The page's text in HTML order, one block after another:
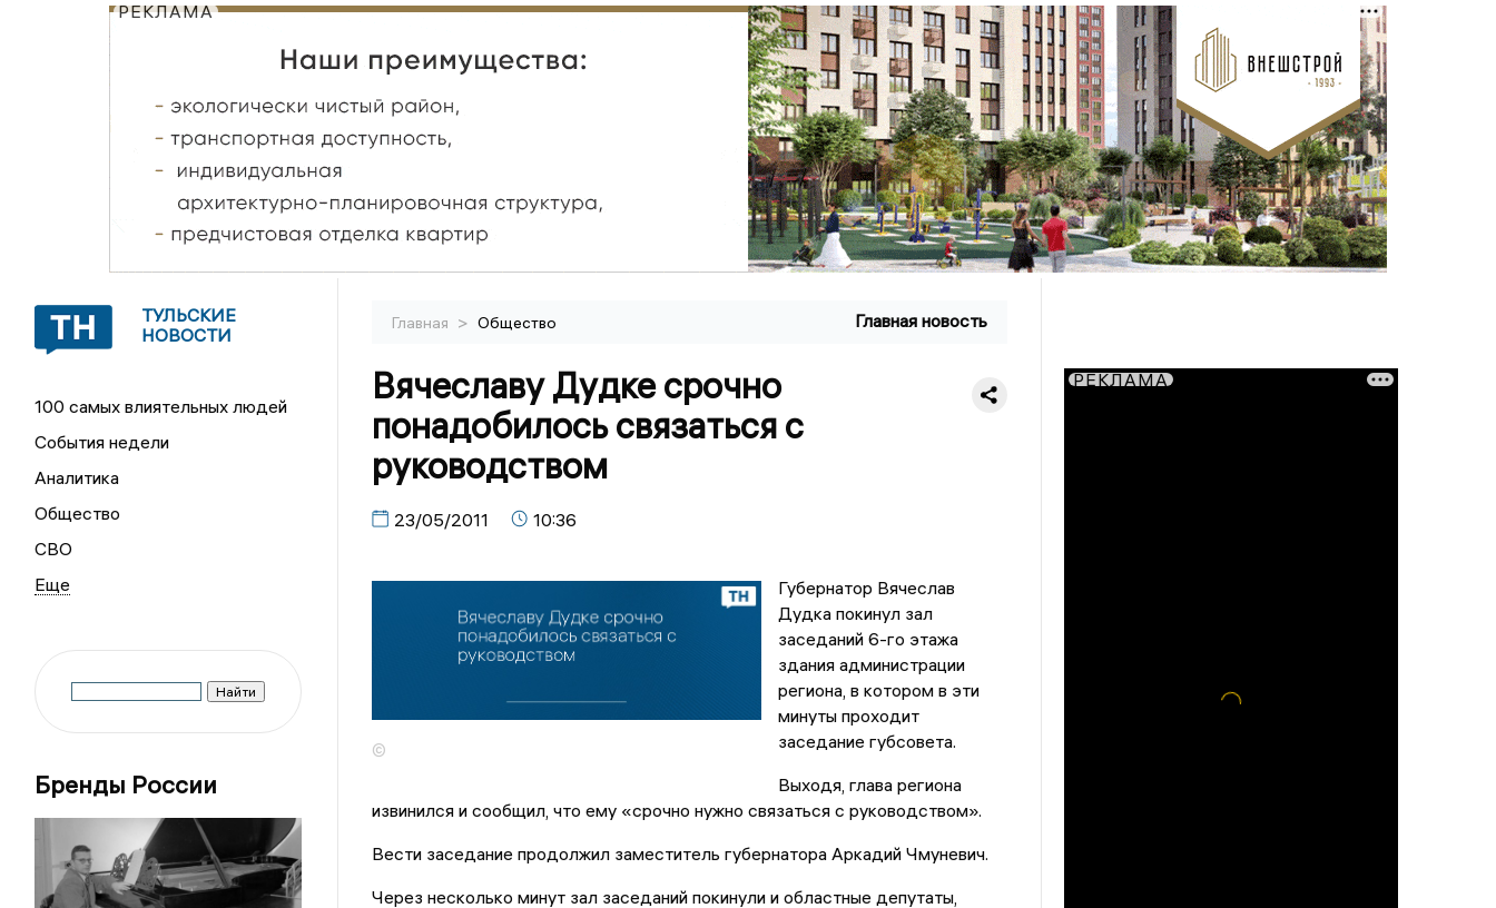
РЕКЛАМА
ТУЛЬСКИЕ
НОВОСТИ
100 самых влиятельных людей
События недели
Аналитика
Общество
СВО
Бренды России
Главная > Общество Главная новость
Вячеславу Дудке срочно
понадобилось связаться с
руководством
23/05/2011 10:36
©
Губернатор Вячеслав
Дудка покинул зал
заседаний 6-го этажа
здания администрации
региона, в котором в эти
минуты проходит
заседание губсовета.
Выходя, глава региона
извинился и сообщил, что ему «срочно нужно связаться с руководством».
Вести заседание продолжил заместитель губернатора Аркадий Чмуневич.
Через несколько минут зал заседаний покинули и областные депутаты,
РЕКЛАМА